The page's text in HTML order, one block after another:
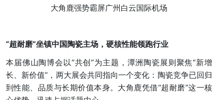
大角鹿强势霸屏广州白云国际机场
“超耐磨”坐镇中国陶瓷主场，硬核性能领跑行业
本届佛山陶博会以“共创”为主题，潭洲陶瓷展则聚焦“新增
长、新价值”，两大展会共同指向一个变化：陶瓷竞争已回归
到性能、品质与长期价值本身。大角鹿凭借“超耐磨”这一核